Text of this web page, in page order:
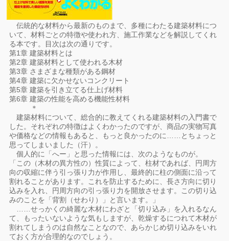
伝統的な材料から最新のものまで、多種にわたる建築材料につ
いて、材料ごとの特徴や使われ方、施工作業などを解説してくれ
る本です。目次は次の通りです。
第1章 建築材料とは
第2章 建築材料として使われる木材
第3章 さまざまな種類がある鋼材
第4章 建築に欠かせないコンクリート
第5章 建築を引き立てる仕上げ材料
第6章 建築の性能を高める機能性材料
＊
建築材料について、総合的に教えてくれる建築材料の入門書で
した。それぞれの特徴はよくわかったのですが、商品の実物写真
や価格などの情報もあると、もっと良かったのに……とちょっと
思ってしまいました（汗）。
個人的に「へー」と思った情報には、次のようなものが。
「この（木材の異方性の）性質によって、柱材であれば、円周方
向の収縮に伴う引っ張り力が作用し、最終的に柱の側面に沿って
割れることがあります。これを防止するために、長さ方向に切り
込みを入れ、円周方向の引っ張り力を開放させます。この切り込
みのことを「背割（せわり）」と言います。」
……せっかくの綺麗な木材にわざと「切り込み」を入れるなん
て、もったいないような気もしますが、乾燥するにつれて木材が
割れてしまうのは自然なことなので、あらかじめ切り込みをいれ
ておく方が合理的なのでしょう。